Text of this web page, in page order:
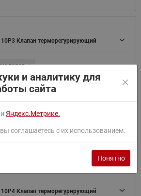
10P3 Клапан терморегурирующий
товары
Клапан Эл. рег. 3/8"х1/2"
10P4 Клапан терморегурирующий
и аналитику для
сайта
и Яндекс.Метрике.
соглашаетесь с их использованием.
Понятно